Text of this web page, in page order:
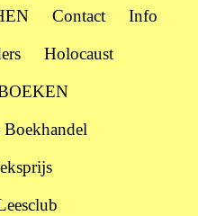
Contact
Info
Holocaust
Boekhandel